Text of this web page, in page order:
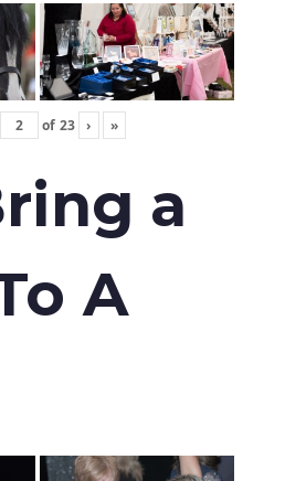
of 23 › »
a
A